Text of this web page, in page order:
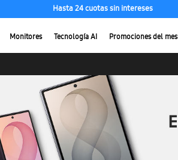
Hasta 24 cuotas sin intereses
Monitores Tecnología AI Promociones del mes